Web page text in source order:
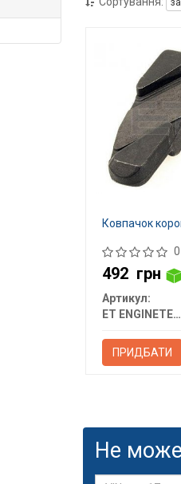
Ковпачок
0
492 грн
Артикул:
ET ENGINETEAM
ПРИДБАТИ
Не